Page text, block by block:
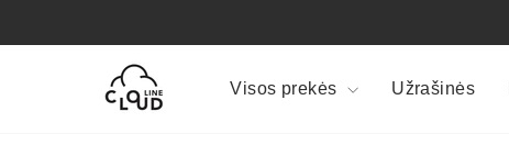
prie
Visos prekės Užrašinės